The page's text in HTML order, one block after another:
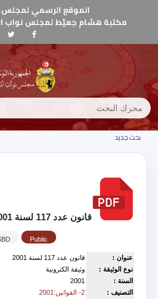
الموقع الرسمي
مكتبة هشام جعيّط لمجلس نواب
بحث جديد
قانون عدد 117 لسنة 2001
Public
عنوان :
قانون عدد 117 لسنة 2001
نوع الوثيقة :
وثيقة الكترونية
السنة :
2001
التصنيف :
2- القوانين:2001